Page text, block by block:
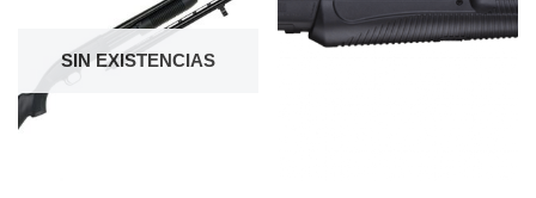
SIN EXISTENCIAS